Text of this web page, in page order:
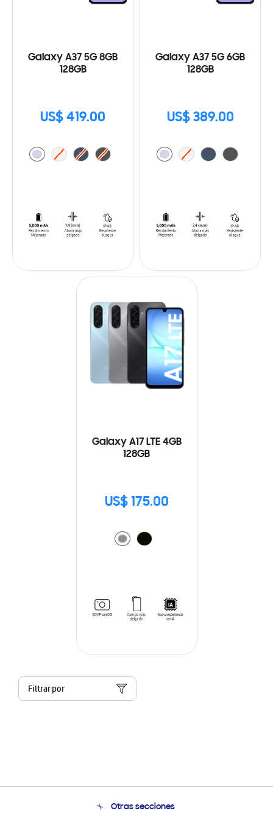
Galaxy A37 5G 8GB
128GB
US$ 419.00
Galaxy A37 5G 6GB
128GB
US$ 389.00
Galaxy A17 LTE 4GB
128GB
US$ 175.00
Filtrar por
Otras secciones